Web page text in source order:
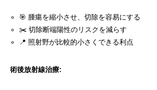
🎯 腫瘍を縮小させ、切除を容易にする
✂️ 切除断端陽性のリスクを減らす
📍 照射野が比較的小さくできる利点
術後放射線治療: